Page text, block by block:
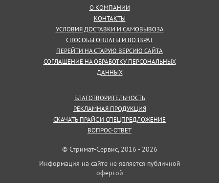
О КОМПАНИИ
КОНТАКТЫ
УСЛОВИЯ ДОСТАВКИ И САМОВЫВОЗА
СПОСОБЫ ОПЛАТЫ И ВОЗВРАТ
ПЕРЕЙТИ НА СТАРУЮ ВЕРСИЮ САЙТА
СОГЛАШЕНИЕ НА ОБРАБОТКУ ПЕРСОНАЛЬНЫХ
ДАННЫХ
БЛАГОТВОРИТЕЛЬНОСТЬ
РЕКЛАМНАЯ ПРОДУКЦИЯ
СКАЧАТЬ ПРАЙС И СПЕЦПРЕДЛОЖЕНИЕ
ВОПРОС-ОТВЕТ
© Стримат-Сервис, 2016 - 2026
Информация на сайте не является публичной
офертой